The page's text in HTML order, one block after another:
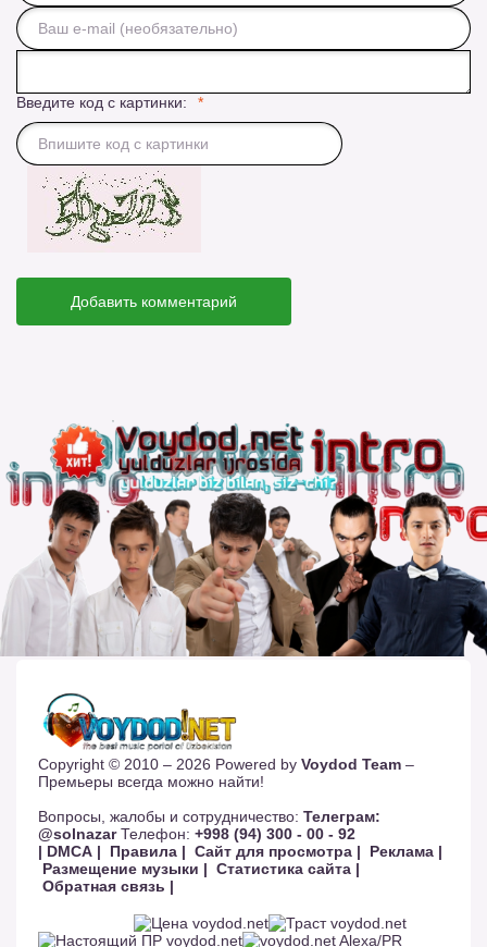
Введите код с картинки:
Добавить комментарий
Copyright © 2010 – 2026 Powered by Voydod Team –
Премьеры всегда можно найти!
Вопросы, жалобы и сотрудничество: Телеграм:
@solnazarТелефон: +998 (94) 300 - 00 - 92
| DMCA |
Правила | Сайт для просмотра |
Реклама |
Размещение музыки | Статистика сайта |
Обратная связь |